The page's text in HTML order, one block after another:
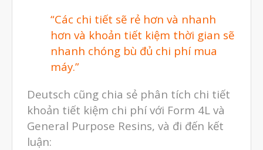
Tháng Tám 2026
Tháng Bảy 2026
Tháng Tư 2026
Tháng Ba 2026
Tháng Hai 2026
“Các chi tiết sẽ rẻ hơn và nhanh
hơn và khoản tiết kiệm thời gian sẽ
nhanh chóng bù đủ chi phí mua
máy.”
Deutsch cũng chia sẻ phân tích chi tiết
khoản tiết kiệm chi phí với Form 4L và
General Purpose Resins, và đi đến kết
luận: